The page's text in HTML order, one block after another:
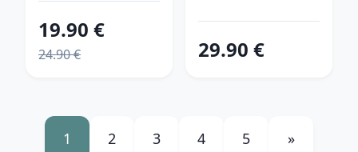
19.90 €
24.90 € 29.90 €
1 2 3 4 5 »